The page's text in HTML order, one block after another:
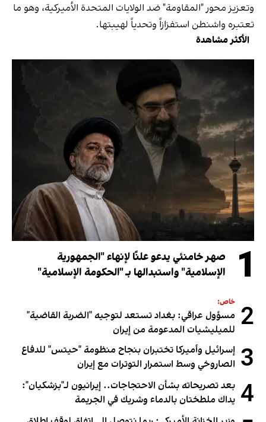
وتعزيز محور "المقاومة" ضد الولايات المتحدة الأميركية، وهو ما
تعتبره واشنطن استفزازاً وتحدياً لهيبتها.
الأكثر مشاهدة
1
صهر خامنئي يدعو علنًا لإنهاء "الجمهورية
الإسلامية" واستبدالها بـ "الحكومة الإسلامية"
2 خاص:
مسؤول عراقي: بغداد تستعد لتوجيه "الضربة القاضية"
للميليشيات المدعومة من إيران
3 إسرائيل وأميركا تختبران بنجاح منظومة "حيتس" للدفاع
الصاروخي وسط استمرار التوترات مع إيران
4 بعد تصريحاته بشأن الاحتجاجات.. إيرانيون لـ"بزشكيان":
يداك ملطختان بالدماء وشريك في الجريمة